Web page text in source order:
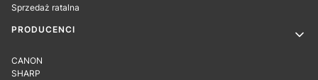
Sprzedaż ratalna
PRODUCENCI
CANON
SHARP